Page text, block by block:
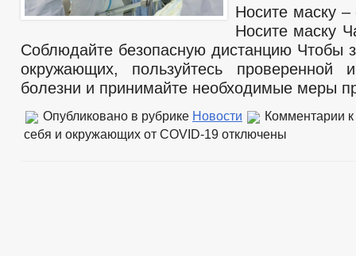
Носите маску –
Носите маску
Соблюдайте безопасную дистанцию Чтобы
окружающих, пользуйтесь проверенной
болезни и принимайте необходимые меры
Опубликовано в рубрике Новости Комментарии
себя и окружающих от COVID-19 отключены